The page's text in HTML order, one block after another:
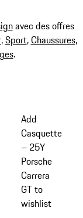
avec des offres
,Sport,Chaussures,
.
Add
Casquette
– 25Y
Porsche
Carrera
GT to
wishlist